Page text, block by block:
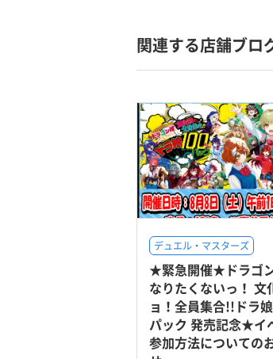
関連する店舗ブロ
デュエル・マスターズ
★緊急開催★ドラゴ
なりたくないっ！ 文
ョ！全員集合!!ドラ
パック 発売記念★イ
参加方法についての